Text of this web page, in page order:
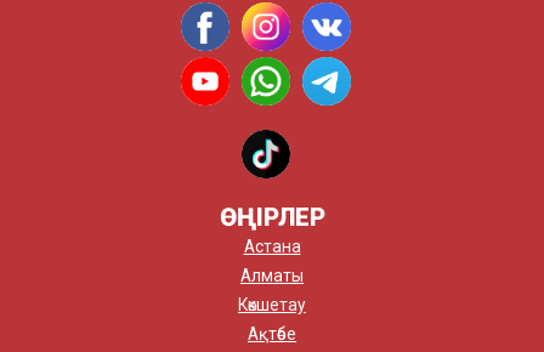
ӨҢІРЛЕР
Астана
Алматы
Көкшетау
Ақтөбе